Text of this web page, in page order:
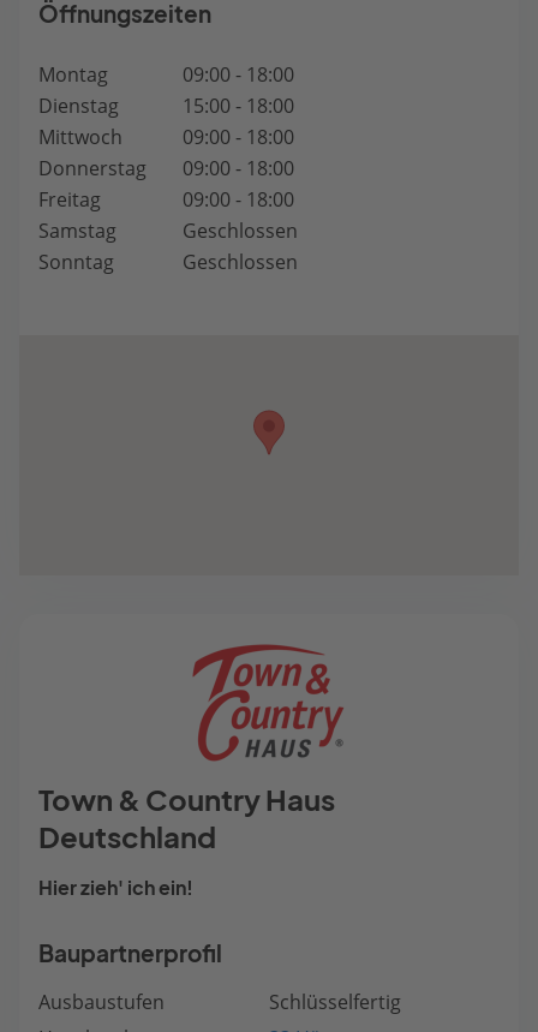
Öffnungszeiten
Montag
09:00 - 18:00
Dienstag
15:00 - 18:00
Mittwoch
09:00 - 18:00
Donnerstag
09:00 - 18:00
Freitag
09:00 - 18:00
Samstag
Geschlossen
Sonntag
Geschlossen
Town & Country Haus
Deutschland
Hier zieh' ich ein!
Baupartnerprofil
Ausbaustufen
Schlüsselfertig